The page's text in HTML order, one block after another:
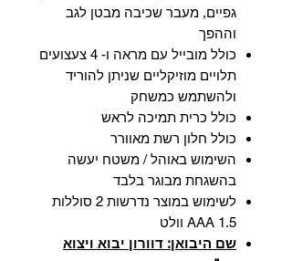
גפיים, מעבר שכיבה מבטן לגב
וההפך
כולל מובייל עם מראה ו- 4 צעצועים
תלויים מוזיקליים שניתן להוריד
ולהשתמש כמשחק
כולל כרית תמיכה לראש
כולל חלון רשת מאוורר
השימוש באוהל / משטח יעשה
בהשגחת מבוגר בלבד
לשימוש במוצר נדרשות 2 סוללות
AAA 1.5 וולט
שם היבואן: דוורון יבוא ויצוא